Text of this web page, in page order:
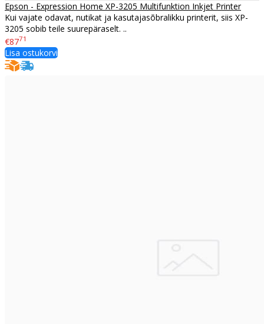
Epson - Expression Home XP-3205 Multifunktion Inkjet Printer
Kui vajate odavat, nutikat ja kasutajasõbralikku printerit, siis XP-
3205 sobib teile suurepäraselt. ..
€8771
Lisa ostukorvi